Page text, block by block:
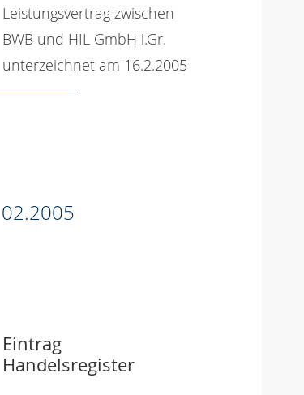
Leistungsvertrag zwischen
BWB und HIL GmbH i.Gr.
unterzeichnet am 16.2.2005
02.2005
Eintrag
Handelsregister